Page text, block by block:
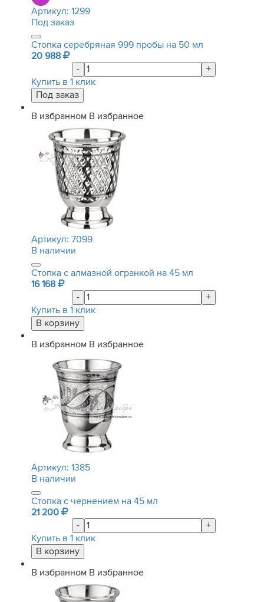
Артикул: 1299
Под заказ
Стопка серебряная 999 пробы на 50 мл
20 988
-
+
Купить в 1 клик
В избранном В избранное
Артикул: 7099
В наличии
Стопка с алмазной огранкой на 45 мл
16 168
-
+
Купить в 1 клик
В избранном В избранное
Артикул: 1385
В наличии
Стопка с чернением на 45 мл
21 200
-
+
Купить в 1 клик
В избранном В избранное